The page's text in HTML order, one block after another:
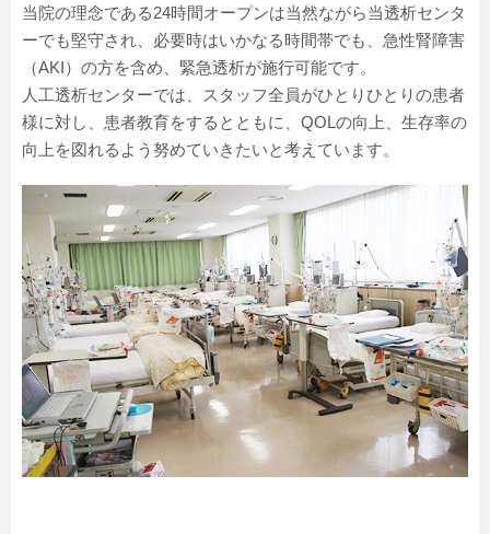
当院の理念である24時間オープンは当然ながら当透析センタ
ーでも堅守され、必要時はいかなる時間帯でも、急性腎障害
（AKI）の方を含め、緊急透析が施行可能です。
人工透析センターでは、スタッフ全員がひとりひとりの患者
様に対し、患者教育をするとともに、QOLの向上、生存率の
向上を図れるよう努めていきたいと考えています。